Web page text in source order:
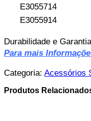
E3055714
E3055914
Durabilidade e
Para mais
Categoria: Acessórios
Produtos